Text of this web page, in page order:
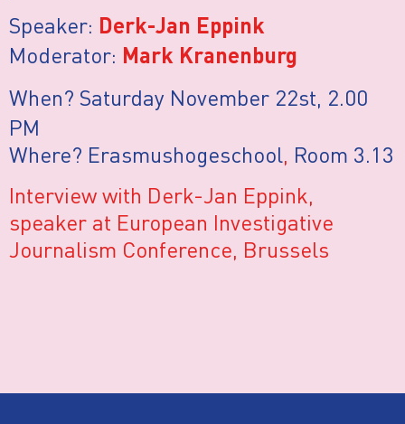
Speaker: Derk-Jan Eppink
Moderator: Mark Kranenburg
When? Saturday November 22st, 2.00
PM
Where? Erasmushogeschool, Room 3.13
Interview with Derk-Jan Eppink,
speaker at European Investigative
Journalism Conference, Brussels